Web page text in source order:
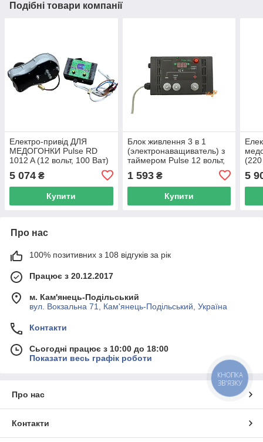
Подібні товари компанії
Електро-привід ДЛЯ
МЕДОГОНКИ Pulse RD
1012 A (12 вольт, 100 Ват)
медогонок
5 074 ₴
Купити
Блок живлення 3 в 1
(электронаващиватель) з
таймером Pulse 12 вольт,
1 593₴
Купити
5
Про нас
100% позитивних з 108 відгуків за рік
Працює з 20.12.2017
м. Кам'янець-Подільський
вул. Вокзальна 71, Кам'янець-Подільський, Україна
Контакти
Сьогодні працює з 10:00 до 18:00
Показати весь графік роботи
Про нас
Контакти
КНОПКА
ЗВ'ЯЗКУ